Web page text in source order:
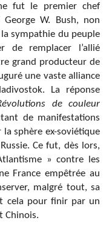
fut le premier chef
W. Bush, non
sympathie du peuple
de remplacer l’allié
grand producteur de
une vaste alliance
La réponse
de couleur
de manifestations
sphère ex-soviétique
Ce fut, dès lors,
» contre les
France empêtrée au
malgré tout, sa
cela pour finir par un
Chinois.